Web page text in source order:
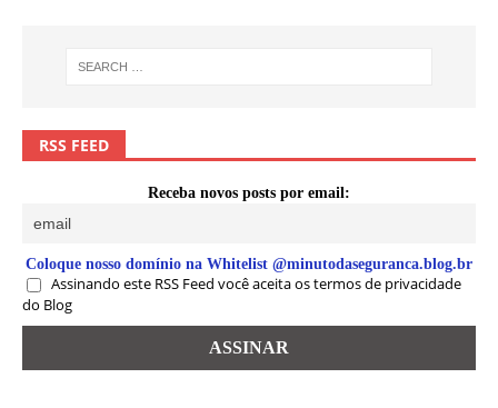
RSS FEED
Receba novos posts por email:
Coloque nosso domínio na Whitelist @minutodaseguranca.blog.br
Assinando este RSS Feed você aceita os termos de privacidade
do Blog